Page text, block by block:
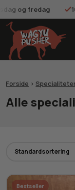
og fredag
Forside >
Alle
Bestseller